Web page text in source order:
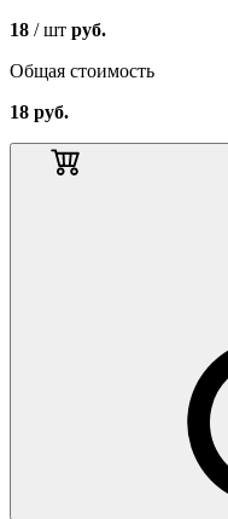
18 / шт руб.
Общая стоимость
18 руб.